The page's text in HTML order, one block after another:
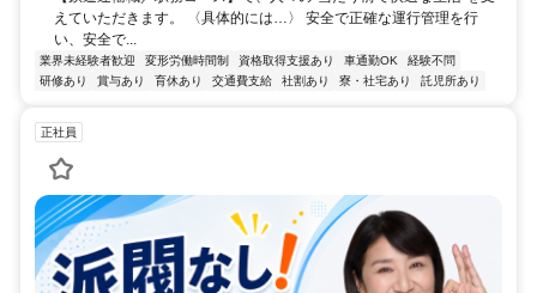
えていただきます。 〈具体的には…〉 安全で正確な運行管理を行
い、安全で...
業界未経験者歓迎 変形労働時間制 資格取得支援あり 車通勤OK
経験不問
研修あり
賞与あり 育休あり 交通費支給 社割あり 寮・社宅あり 託児所あり
正社員